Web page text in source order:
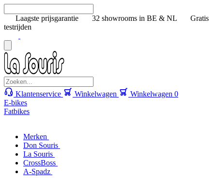
Laagste prijsgarantie 32 showrooms in BE & NL
Gratis
testrijden
Klantenservice Winkelwagen Winkelwagen 0
E-bikes
Fatbikes
Merken
Don Souris
La Souris
CrossBoss
A-Spadz